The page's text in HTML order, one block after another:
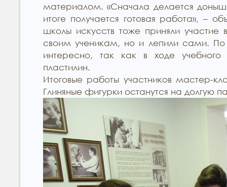
материалом. «Сначала делается
итоге получается готовая работа», –
школы искусств тоже приняли
своим ученикам, но и лепили сами. По
интересно, так как в ходе
пластилин.
Итоговые работы участников мастер-
Глиняные фигурки останутся на долгую